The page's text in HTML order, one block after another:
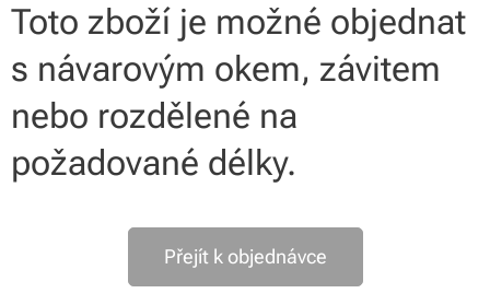
Toto zboží je možné objednat
s návarovým okem, závitem
nebo rozdělené na
požadované délky.
Přejít k objednávce